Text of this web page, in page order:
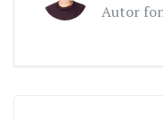
Autor